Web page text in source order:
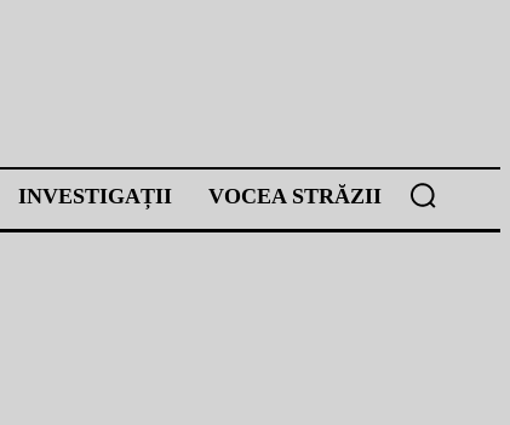
INVESTIGAȚII VOCEA STRĂZII